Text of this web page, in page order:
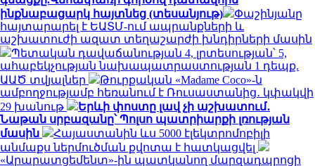
ինքնաբացարկ հայտնեց (տեսանյութ)
Փաշինյանը
հայտարարել է ԵԱՏՄ-ում ապրանքների և
աշխատուժի ազատ տեղաշարժի խնդիրների մասին
Պետական դավաճանության 4, լրտեսության՝ 5,
ահաբեկչության նախապատրաստության 1 դեպք.
ԱԱԾ տվյալներ
Թուրքական «Madame Coco»-ն
ամբողջությամբ հեռանում է Ռուսաստանից․ կփակվի
29 խանութ
Երևի փոստը լավ չի աշխատում․
Նաթան սրբազանը՝ Պոլսո պատրիարքի լռության
մասին
Հայաստանին ևս 5000 էլեկտրոմոբիլի
անմաքս ներմուծման քվոտա է հատկացվել
«Արարատցեմենտ»-ին պատկանող մարզադպրոցի